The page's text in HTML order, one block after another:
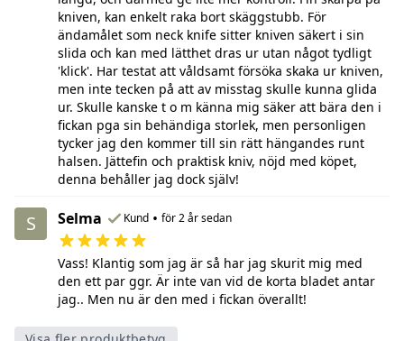
kniven, kan enkelt raka bort skäggstubb. För
ändamålet som neck knife sitter kniven säkert i sin
slida och kan med lätthet dras ur utan något tydligt
'klick'. Har testat att våldsamt försöka skaka ur kniven,
men inte tecken på att av misstag skulle kunna glida
ur. Skulle kanske t o m känna mig säker att bära den i
fickan pga sin behändiga storlek, men personligen
tycker jag den kommer till sin rätt hängandes runt
halsen. Jättefin och praktisk kniv, nöjd med köpet,
denna behåller jag dock själv!
S Selma Kund • för 2 år sedan
Vass! Klantig som jag är så har jag skurit mig med
den ett par ggr. Är inte van vid de korta bladet antar
jag.. Men nu är den med i fickan överallt!